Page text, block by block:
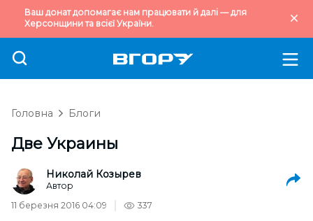
Ваш донат допомагає нам працювати й далі — для
Херсонщини та всієї України.
Головна Блоги
Две Украины
Николай Козырев
Автор
11 березня 2016 04:09
337